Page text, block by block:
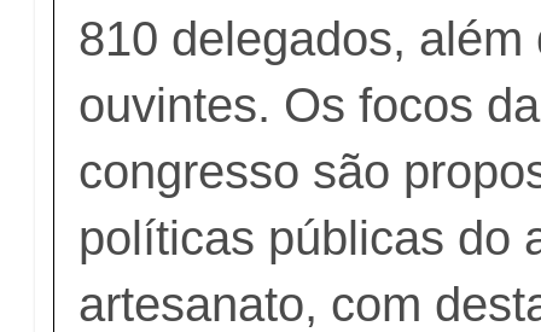
810 delegados,
ouvintes. Os focos
congresso são
políticas públicas do
artesanato, com